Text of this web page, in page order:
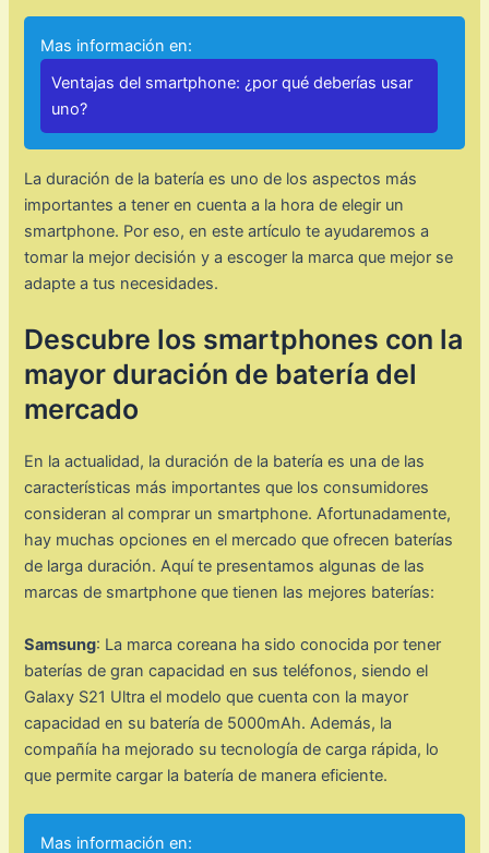
Mas información en:
Ventajas del smartphone: ¿por qué deberías usar
uno?
La duración de la batería es uno de los aspectos más
importantes a tener en cuenta a la hora de elegir un
smartphone. Por eso, en este artículo te ayudaremos a
tomar la mejor decisión y a escoger la marca que mejor se
adapte a tus necesidades.
Descubre los smartphones con la
mayor duración de batería del
mercado
En la actualidad, la duración de la batería es una de las
características más importantes que los consumidores
consideran al comprar un smartphone. Afortunadamente,
hay muchas opciones en el mercado que ofrecen baterías
de larga duración. Aquí te presentamos algunas de las
marcas de smartphone que tienen las mejores baterías:
Samsung: La marca coreana ha sido conocida por tener
baterías de gran capacidad en sus teléfonos, siendo el
Galaxy S21 Ultra el modelo que cuenta con la mayor
capacidad en su batería de 5000mAh. Además, la
compañía ha mejorado su tecnología de carga rápida, lo
que permite cargar la batería de manera eficiente.
Mas información en: